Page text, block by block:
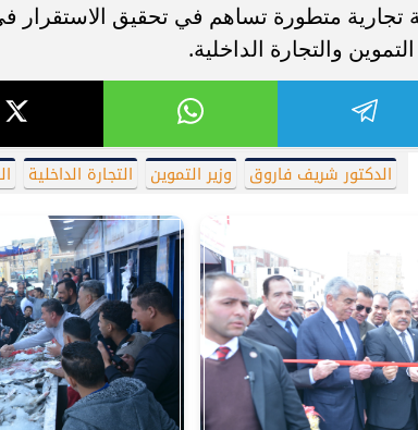
تجارية متطورة تساهم في تحقيق الاستقرار
والتجارة الداخلية.
الدكتور شريف فاروق وزير التموين التجارة الداخلية